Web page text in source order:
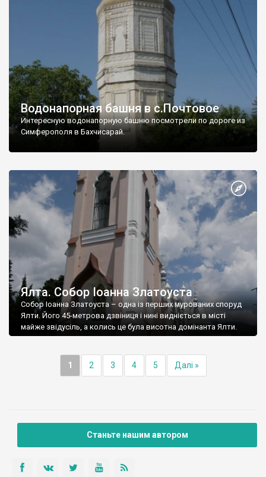
Водонапорная башня в с.Почтовое
Интересную водонапорную башню посмотрели по дороге из
Симферополя в Бахчисарай.
Ялта. Собор Іоанна Златоуста
Собор Іоанна Златоуста – одна із перших мурованих споруд
Ялти. Його 45-метрова дзвіниця і нині видніється в місті
майже звідусіль, а колись це була висотна домінанта Ялти.
1 2 3 4 5 Далі »
Станьте нашим автором